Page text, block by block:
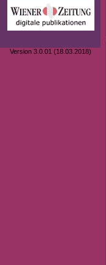
Version 3.0.01 (18.03.2018)